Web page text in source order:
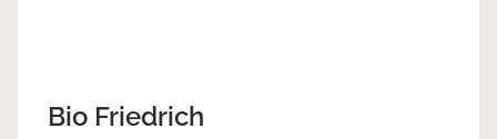
Bio Friedrich